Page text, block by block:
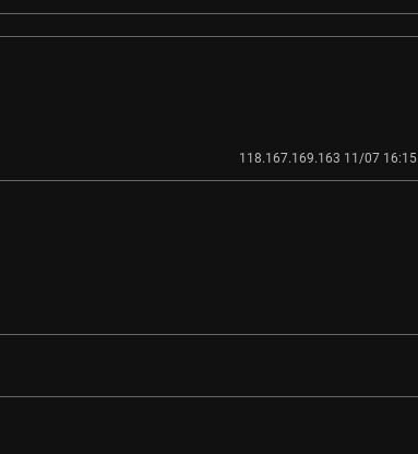
118.167.169.163 11/07 16:15